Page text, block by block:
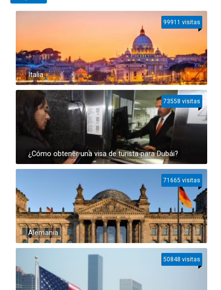
Italia
99911 visitas
¿Cómo obtener una visa de turista para Dubái?
73558 visitas
Alemania
71665 visitas
50848 visitas